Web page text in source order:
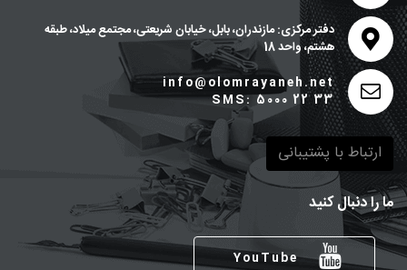
دفتر مرکزی: مازندران، بابل، خیابان شریعتی، مجتمع میلاد، طبقه
هشتم، واحد 18
info@olomrayaneh.net
SMS: 5000 22 33
ارتباط با پشتیبانی
ما را دنبال کنید
YouTube